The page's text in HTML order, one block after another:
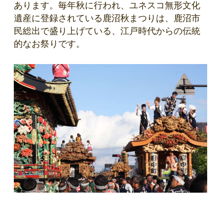
あります。毎年秋に行われ、ユネスコ無形文化
遺産に登録されている鹿沼秋まつりは、鹿沼市
民総出で盛り上げている、江戸時代からの伝統
的なお祭りです。